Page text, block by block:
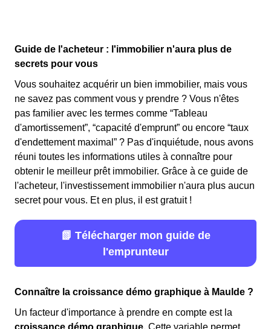
Guide de l'acheteur : l'immobilier n'aura plus de
secrets pour vous
Vous souhaitez acquérir un bien immobilier, mais vous
ne savez pas comment vous y prendre ? Vous n'êtes
pas familier avec les termes comme “Tableau
d'amortissement”, “capacité d'emprunt” ou encore “taux
d'endettement maximal” ? Pas d'inquiétude, nous avons
réuni toutes les informations utiles à connaître pour
obtenir le meilleur prêt immobilier. Grâce à ce guide de
l'acheteur, l'investissement immobilier n'aura plus aucun
secret pour vous. Et en plus, il est gratuit !
📗 Télécharger mon guide de
l'emprunteur
Connaître la croissance démo graphique à Maulde ?
Un facteur d'importance à prendre en compte est la
croissance démo graphique. Cette variable permet